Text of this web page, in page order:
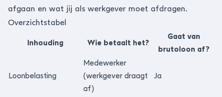
afgaan en wat jij als werkgever moet afdragen.
Overzichtstabel
Inhouding Wie betaalt het?
Gaat van
brutoloon af?
Loonbelasting
Medewerker
(werkgever draagt
af)
Ja